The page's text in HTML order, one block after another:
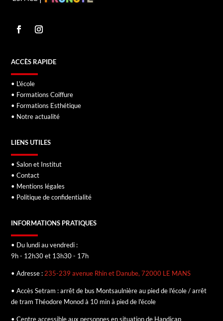
ACCÈS RAPIDE
• L'école
• Formations Coiffure
• Formations Esthétique
• Notre actualité
LIENS UTILES
• Salon et Institut
• Contact
• Mentions légales
• Politique de confidentialité
INFORMATIONS PRATIQUES
• Du lundi au vendredi :
9h - 12h30 et 13h30 - 17h
• Adresse : 235-239 avenue Rhin et Danube, 72000 LE MANS
• Accès Setram : arrêt de bus Montsaulnière au pied de l'école / arrêt
de tram Théodore Monod à 10 min à pied de l'école
• Centre accessible aux personnes en situation de Handicap